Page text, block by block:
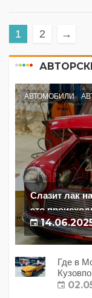
1 2 →
АВТОМОБИЛИ
Слазит лак
это
Где в